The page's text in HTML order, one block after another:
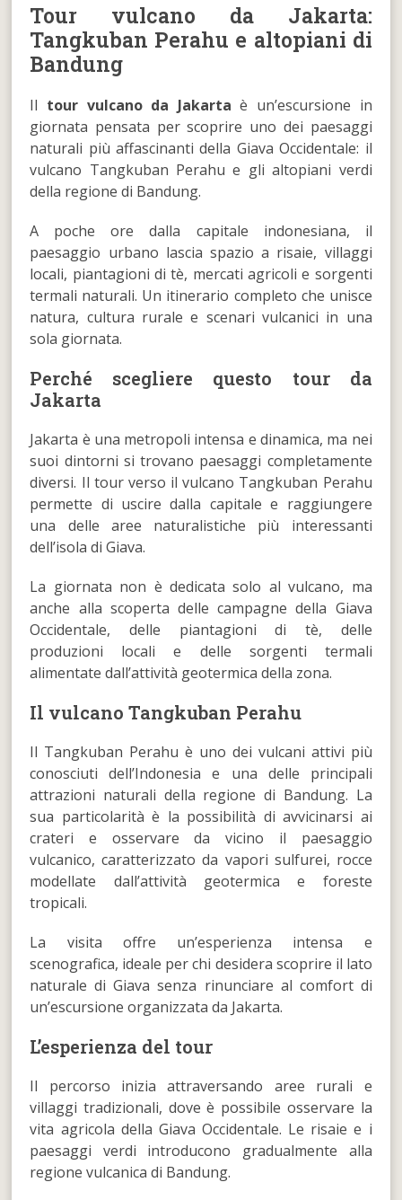
Tour vulcano da Jakarta:
Tangkuban Perahu e altopiani di
Bandung
Il tour vulcano da Jakarta è un’escursione in
giornata pensata per scoprire uno dei paesaggi
naturali più affascinanti della Giava Occidentale: il
vulcano Tangkuban Perahu e gli altopiani verdi
della regione di Bandung.
A poche ore dalla capitale indonesiana, il
paesaggio urbano lascia spazio a risaie, villaggi
locali, piantagioni di tè, mercati agricoli e sorgenti
termali naturali. Un itinerario completo che unisce
natura, cultura rurale e scenari vulcanici in una
sola giornata.
Perché scegliere questo tour da
Jakarta
Jakarta è una metropoli intensa e dinamica, ma nei
suoi dintorni si trovano paesaggi completamente
diversi. Il tour verso il vulcano Tangkuban Perahu
permette di uscire dalla capitale e raggiungere
una delle aree naturalistiche più interessanti
dell’isola di Giava.
La giornata non è dedicata solo al vulcano, ma
anche alla scoperta delle campagne della Giava
Occidentale, delle piantagioni di tè, delle
produzioni locali e delle sorgenti termali
alimentate dall’attività geotermica della zona.
Il vulcano Tangkuban Perahu
Il Tangkuban Perahu è uno dei vulcani attivi più
conosciuti dell’Indonesia e una delle principali
attrazioni naturali della regione di Bandung. La
sua particolarità è la possibilità di avvicinarsi ai
crateri e osservare da vicino il paesaggio
vulcanico, caratterizzato da vapori sulfurei, rocce
modellate dall’attività geotermica e foreste
tropicali.
La visita offre un’esperienza intensa e
scenografica, ideale per chi desidera scoprire il lato
naturale di Giava senza rinunciare al comfort di
un’escursione organizzata da Jakarta.
L’esperienza del tour
Il percorso inizia attraversando aree rurali e
villaggi tradizionali, dove è possibile osservare la
vita agricola della Giava Occidentale. Le risaie e i
paesaggi verdi introducono gradualmente alla
regione vulcanica di Bandung.